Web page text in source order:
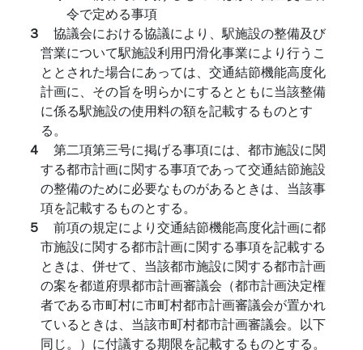
令で定める事項
３ 協議会における協議により、駅施設の整備及び
営業について駅施設利用円滑化事業により行うこ
ととされた場合にあっては、交通結節機能高度化
計画に、その旨を明らかにするとともに当該整備
に係る駅施設の使用料の額を記載するものとす
る。
４ 第二項第三号に掲げる事項には、都市施設に関
する都市計画に関する事項であって交通結節施設
の整備のために必要なものがあるときは、当該事
項を記載するものとする。
５ 前項の規定により交通結節機能高度化計画に都
市施設に関する都市計画に関する事項を記載する
ときは、併せて、当該都市施設に関する都市計画
の案を都道府県都市計画審議会（都市計画決定権
者である市町村に市町村都市計画審議会が置かれ
ているときは、当該市町村都市計画審議会。以下
同じ。）に付議する期限を記載するものとする。